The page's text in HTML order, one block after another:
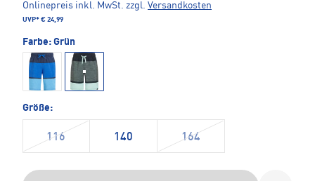
Onlinepreis inkl. MwSt. zzgl. Versandkosten
UVP* € 24,99
Farbe: Grün
Größe:
116 140 164